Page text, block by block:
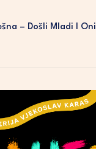
– Došli Mladi I Oni